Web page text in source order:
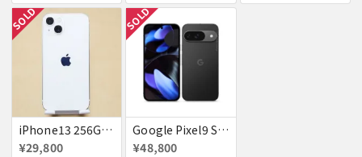
SOLD
iPhone13 256GB スターライト docomo 赤ロム 送料無料
¥29,800
SOLD
Google Pixel9 SoftBank Obsidian SIMフリー 送料無料
¥48,800